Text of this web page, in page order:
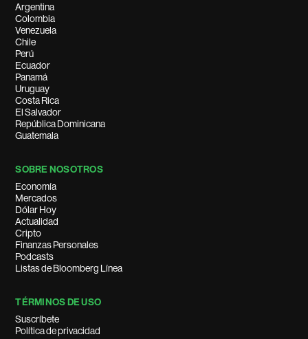
Argentina
Colombia
Venezuela
Chile
Perú
Ecuador
Panamá
Uruguay
Costa Rica
El Salvador
República Dominicana
Guatemala
SOBRE NOSOTROS
Economía
Mercados
Dólar Hoy
Actualidad
Cripto
Finanzas Personales
Podcasts
Listas de Bloomberg Línea
TÉRMINOS DE USO
Suscríbete
Política de privacidad